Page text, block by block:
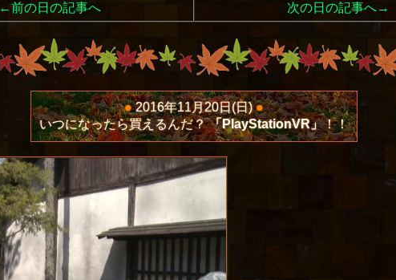
←前の日の記事へ 次の日の記事へ→
● 2016年11月20日(日)●
いつになったら買えるんだ？「PlayStationVR」！！